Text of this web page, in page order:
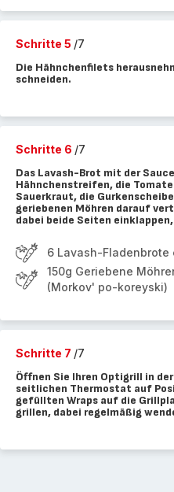
Schritte 5 /7
Die Hähnchenfilets
schneiden.
Schritte 6 /7
Das Lavash-Brot mit der
Hähnchenstreifen, die
Sauerkraut, die
geriebenen Möhren darauf
dabei beide Seiten
6 Lavash-Fladenbrote
150g Geriebene
(Morkov' po-koreyski)
Schritte 7 /7
Öffnen Sie Ihren Optigrill in
seitlichen Thermostat auf
gefüllten Wraps auf die
grillen, dabei regelmäßig